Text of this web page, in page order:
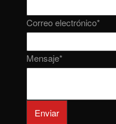
Correo electrónico*
Mensaje*
Enviar